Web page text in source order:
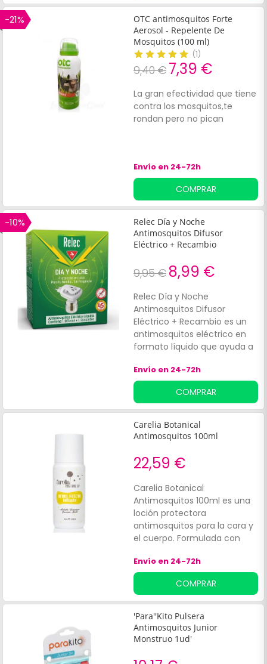
-21%
OTC antimosquitos Forte
Aerosol - Repelente De
Mosquitos (100 ml)
(1)
9,40 € 7,39 €
La gran efectividad que tiene
contra los mosquitos,te
rondan pero no pican
Envío en 24-72h
COMPRAR
-10%
Relec Día y Noche
Antimosquitos Difusor
Eléctrico + Recambio
9,95 € 8,99 €
Relec Día y Noche
Antimosquitos Difusor
Eléctrico + Recambio es un
antimosquitos eléctrico en
formato líquido que ayuda a
mosquitos comunes y tigre,
día y noche. Contiene 1
difusor y 1 recambio.
Envío en 24-72h
COMPRAR
Carelia Botanical
Antimosquitos 100ml
22,59 €
Carelia Botanical
Antimosquitos 100ml es una
loción protectora
antimosquitos para la cara y
el cuerpo. Formulada con
de: andiroba, geranio, limón y
nerolíEstos ingredientes
contribuyen a que la piel más
sensible esté protegida ante
las picaduras, manteniendo
alejados a los mosquitos.
Envío en 24-72h
COMPRAR
'Para''Kito Pulsera
Antimosquitos Junior
Monstruo 1ud'